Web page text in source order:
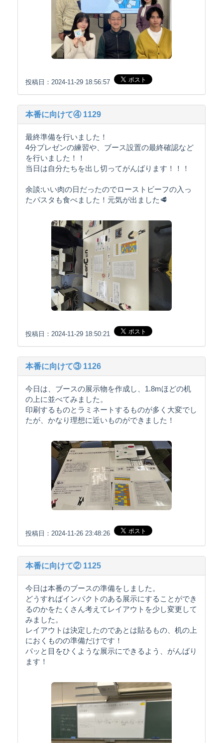
投稿日：2024-11-29 18:56:57
本番に向けて④ 1129
最終準備を行いました！
4分プレゼンの練習や、ブース設置の最終確認など
を行いました！！
当日は自分たちを出し切ってがんばります！！！
余談:いい肉の日だったのでローストビーフの入っ
たパスタも食べました！元気が出ました🥩
投稿日：2024-11-29 18:50:21
本番に向けて③ 1126
今日は、ブースの展示物を作成し、1.8mほどの机
の上に並べてみました。
印刷するものとラミネートするものが多く大変でし
たが、かなり理想に近いものができました！
投稿日：2024-11-26 23:48:26
本番に向けて② 1125
今日は本番のブースの準備をしました。
どうすればインパクトのある展示にすることができ
るのかをたくさん考えてレイアウトを少し変更して
みました。
レイアウトは決定したのであとは貼るもの、机の上
におくものの準備だけです！
パッと目をひくような展示にできるよう、がんばり
ます！